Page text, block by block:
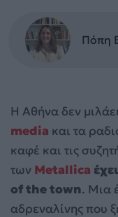
Πόπη
Η Αθήνα δεν
media και τα
καφέ και τις
των Metallica
of the town. Μια
αδρεναλίνης που